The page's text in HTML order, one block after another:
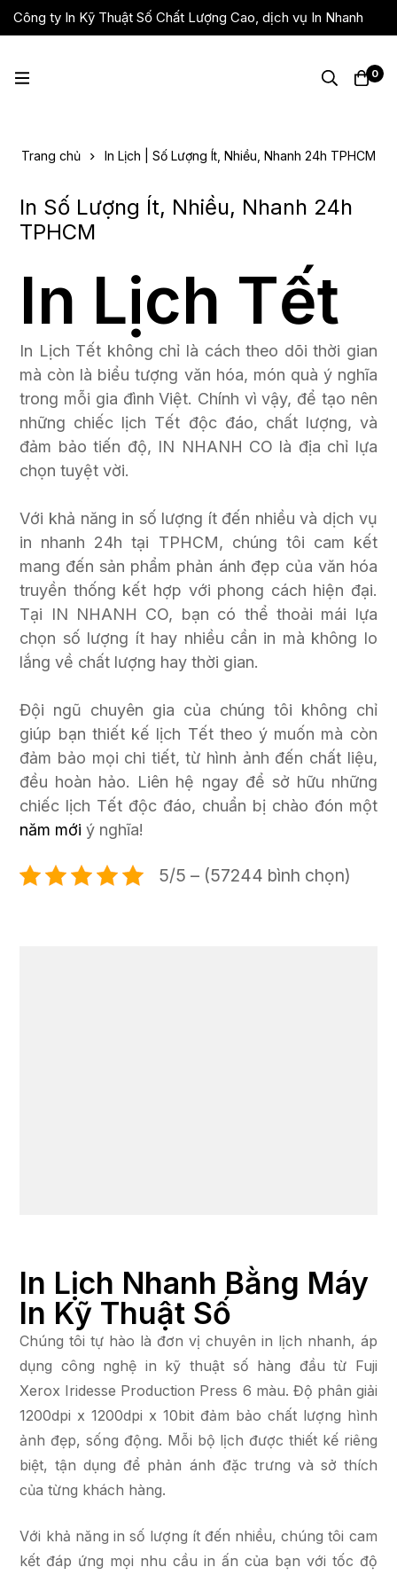
Công ty In Kỹ Thuật Số Chất Lượng Cao, dịch vụ In Nhanh
Giá Rẻ, Lấy Liền
0
Trang chủ In Lịch | Số Lượng Ít, Nhiều, Nhanh 24h TPHCM
In Số Lượng Ít, Nhiều, Nhanh 24h
TPHCM
In Lịch Tết
In Lịch Tết không chỉ là cách theo dõi thời gian
mà còn là biểu tượng văn hóa, món quà ý nghĩa
trong mỗi gia đình Việt. Chính vì vậy, để tạo nên
những chiếc lịch Tết độc đáo, chất lượng, và
đảm bảo tiến độ, IN NHANH CO là địa chỉ lựa
chọn tuyệt vời.
Với khả năng in số lượng ít đến nhiều và dịch vụ
in nhanh 24h tại TPHCM, chúng tôi cam kết
mang đến sản phẩm phản ánh đẹp của văn hóa
truyền thống kết hợp với phong cách hiện đại.
Tại IN NHANH CO, bạn có thể thoải mái lựa
chọn số lượng ít hay nhiều cần in mà không lo
lắng về chất lượng hay thời gian.
Đội ngũ chuyên gia của chúng tôi không chỉ
giúp bạn thiết kế lịch Tết theo ý muốn mà còn
đảm bảo mọi chi tiết, từ hình ảnh đến chất liệu,
đều hoàn hảo. Liên hệ ngay để sở hữu những
chiếc lịch Tết độc đáo, chuẩn bị chào đón một
năm mới ý nghĩa!
5/5 – (57244 bình chọn)
In Lịch Nhanh Bằng Máy
In Kỹ Thuật Số
Chúng tôi tự hào là đơn vị chuyên in lịch nhanh, áp
dụng công nghệ in kỹ thuật số hàng đầu từ Fuji
Xerox Iridesse Production Press 6 màu. Độ phân giải
1200dpi x 1200dpi x 10bit đảm bảo chất lượng hình
ảnh đẹp, sống động. Mỗi bộ lịch được thiết kế riêng
biệt, tận dụng để phản ánh đặc trưng và sở thích
của từng khách hàng.
Với khả năng in số lượng ít đến nhiều, chúng tôi cam
kết đáp ứng mọi nhu cầu in ấn của bạn với tốc độ